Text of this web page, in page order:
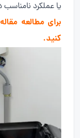
یا عملکرد
برای مطالعه
کنید.